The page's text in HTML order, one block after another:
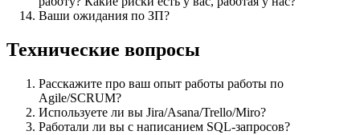
Ваши ожидания по ЗП?
Технические вопросы
Расскажите про ваш опыт работы работы по
Agile/SCRUM?
Используете ли вы Jira/Asana/Trello/Miro?
Работали ли вы с написанием SQL-запросов?